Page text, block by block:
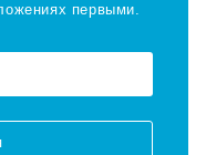
первыми.